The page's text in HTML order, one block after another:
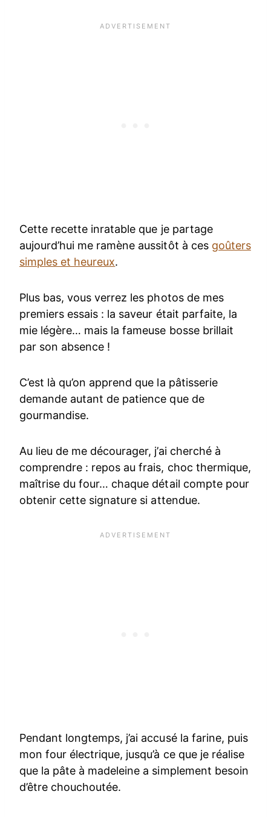
Cette recette inratable que je partage
aujourd’hui me ramène aussitôt à ces goûters
simples et heureux.
Plus bas, vous verrez les photos de mes
premiers essais : la saveur était parfaite, la
mie légère… mais la fameuse bosse brillait
par son absence !
C’est là qu’on apprend que la pâtisserie
demande autant de patience que de
gourmandise.
Au lieu de me décourager, j’ai cherché à
comprendre : repos au frais, choc thermique,
maîtrise du four… chaque détail compte pour
obtenir cette signature si attendue.
Pendant longtemps, j’ai accusé la farine, puis
mon four électrique, jusqu’à ce que je réalise
que la pâte à madeleine a simplement besoin
d’être chouchoutée.